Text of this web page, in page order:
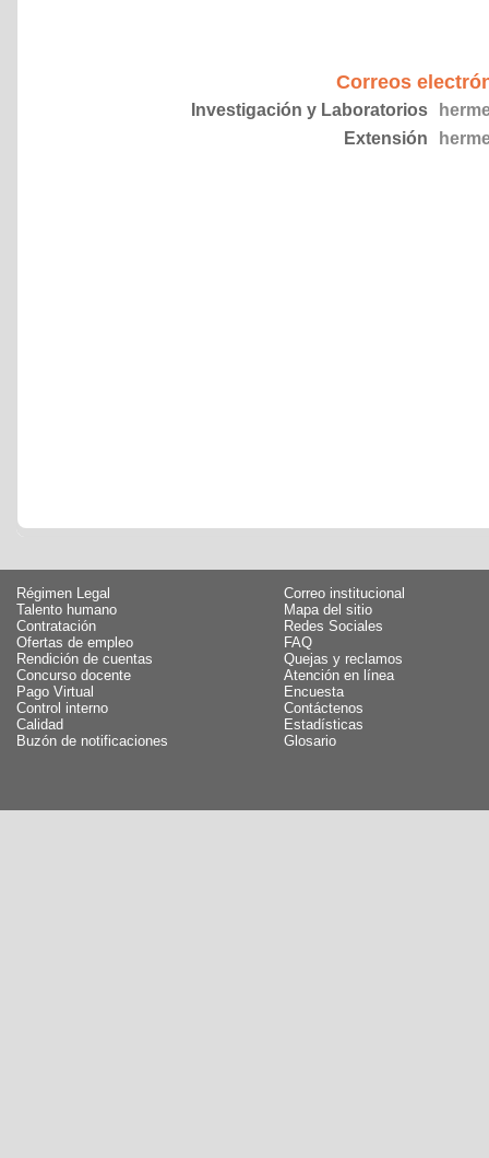
Correos
Investigación y Laboratorios
Extensión
Régimen Legal
Talento humano
Contratación
Ofertas de empleo
Rendición de cuentas
Concurso docente
Pago Virtual
Control interno
Calidad
Buzón de notificaciones
Correo institucional
Mapa del sitio
Redes Sociales
FAQ
Quejas y reclamos
Atención en línea
Encuesta
Contáctenos
Estadísticas
Glosario